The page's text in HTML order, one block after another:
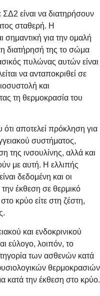
είναι να διατηρήσουν
σταθερή. Η
για την ομαλή
διατήρησή της το σώμα
πυλώνας αυτών είναι
να ανταποκριθεί σε
και
τη θερμοκρασία του
ότι αποτελεί πρόκληση για
συστήματος,
της ινσουλίνης, αλλά και
με αυτή. Η ελλιπής
δεδομένη και οι
έκθεση σε θερμικό
κρύο είτε στη ζέστη,
και ενδοκρινικού
εύλογο, λοιπόν, το
των ασθενών κατά
θερμοκρασιών
κατά την έκθεση στο κρύο.